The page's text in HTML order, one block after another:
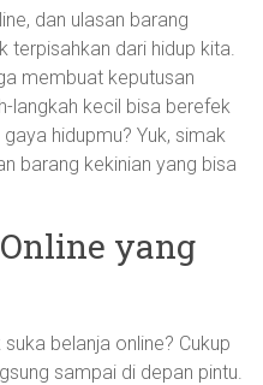
dan ulasan barang
terpisahkan dari hidup kita.
membuat keputusan
langkah kecil bisa berefek
hidupmu? Yuk, simak
barang kekinian yang bisa
yang
belanja online? Cukup
sampai di depan pintu.